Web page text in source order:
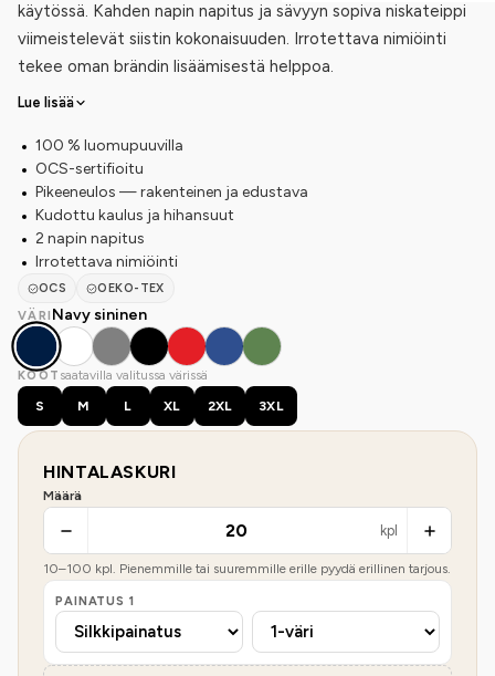
käytössä. Kahden napin napitus ja sävyyn sopiva niskateippi
viimeistelevät siistin kokonaisuuden. Irrotettava nimiöinti
tekee oman brändin lisäämisestä helppoa.
Lue lisää
100 % luomupuuvilla
OCS-sertifioitu
Pikeeneulos — rakenteinen ja edustava
Kudottu kaulus ja hihansuut
2 napin napitus
Irrotettava nimiöinti
OCS
OEKO-TEX
VÄRI Navy sininen
KOOT saatavilla valitussa värissä
S
M L XL 2XL 3XL
HINTALASKURI
Määrä
kpl
10–100 kpl. Pienemmille tai suuremmille erille pyydä erillinen tarjous.
PAINATUS 1